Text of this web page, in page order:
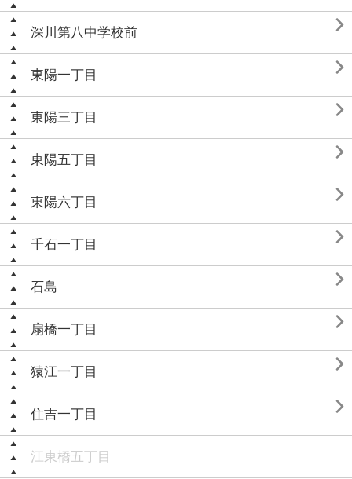
深川第八中学校前 
東陽一丁目 
東陽三丁目 
東陽五丁目 
東陽六丁目 
千石一丁目 
石島 
扇橋一丁目 
猿江一丁目 
住吉一丁目 
江東橋五丁目